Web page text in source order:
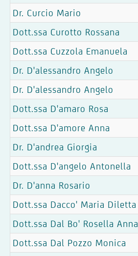
Dr. Curcio Mario
Dott.ssa Curotto Rossana
Dott.ssa Cuzzola Emanuela
Dr. D'alessandro Angelo
Dr. D'alessandro Angelo
Dott.ssa D'amaro Rosa
Dott.ssa D'amore Anna
Dr. D'andrea Giorgia
Dott.ssa D'angelo Antonella
Dr. D'anna Rosario
Dott.ssa Dacco' Maria Diletta
Dott.ssa Dal Bo' Rosella Anna
Dott.ssa Dal Pozzo Monica